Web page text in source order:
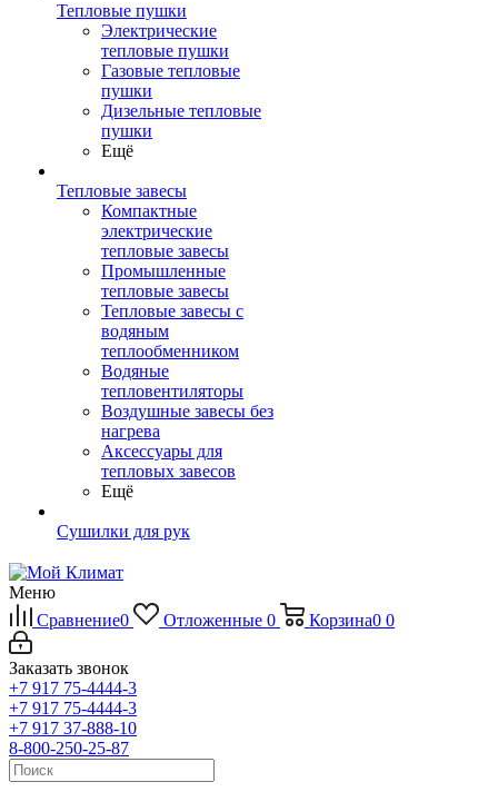
Тепловые пушки
Электрические
тепловые пушки
Газовые тепловые
пушки
Дизельные тепловые
пушки
Ещё
Тепловые завесы
Компактные
электрические
тепловые завесы
Промышленные
тепловые завесы
Тепловые завесы с
водяным
теплообменником
Водяные
тепловентиляторы
Воздушные завесы без
нагрева
Аксессуары для
тепловых завесов
Ещё
Сушилки для рук
Меню
Сравнение0 Отложенные 0 Корзина0 0
Заказать звонок
+7 917 75-4444-3
+7 917 75-4444-3
+7 917 37-888-10
8-800-250-25-87